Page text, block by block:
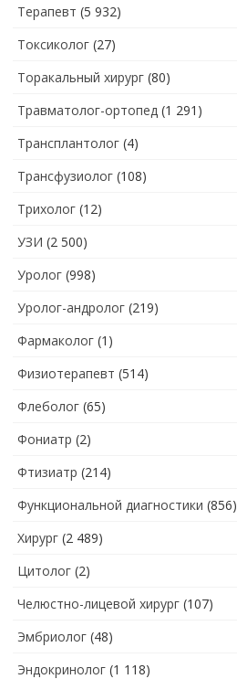
Терапевт (5 932)
Токсиколог (27)
Торакальный хирург (80)
Травматолог-ортопед (1 291)
Трансплантолог (4)
Трансфузиолог (108)
Трихолог (12)
УЗИ (2 500)
Уролог (998)
Уролог-андролог (219)
Фармаколог (1)
Физиотерапевт (514)
Флеболог (65)
Фониатр (2)
Фтизиатр (214)
Функциональной диагностики (856)
Хирург (2 489)
Цитолог (2)
Челюстно-лицевой хирург (107)
Эмбриолог (48)
Эндокринолог (1 118)